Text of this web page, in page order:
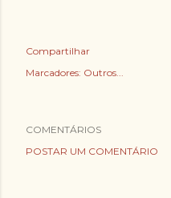
Compartilhar
Marcadores: Outros...
COMENTÁRIOS
POSTAR UM COMENTÁRIO